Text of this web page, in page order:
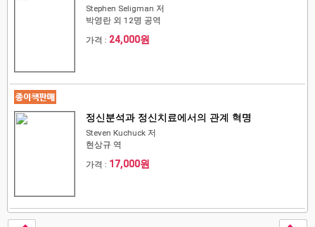
Stephen Seligman 저
박영란 외 12명 공역
가격 : 24,000원
정신분석과 정신치료에서의 관계 혁명
Steven Kuchuck 저
현상규 역
가격 : 17,000원